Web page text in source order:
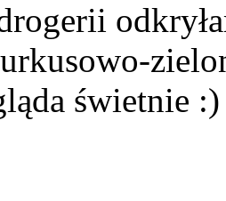
świetnie :)